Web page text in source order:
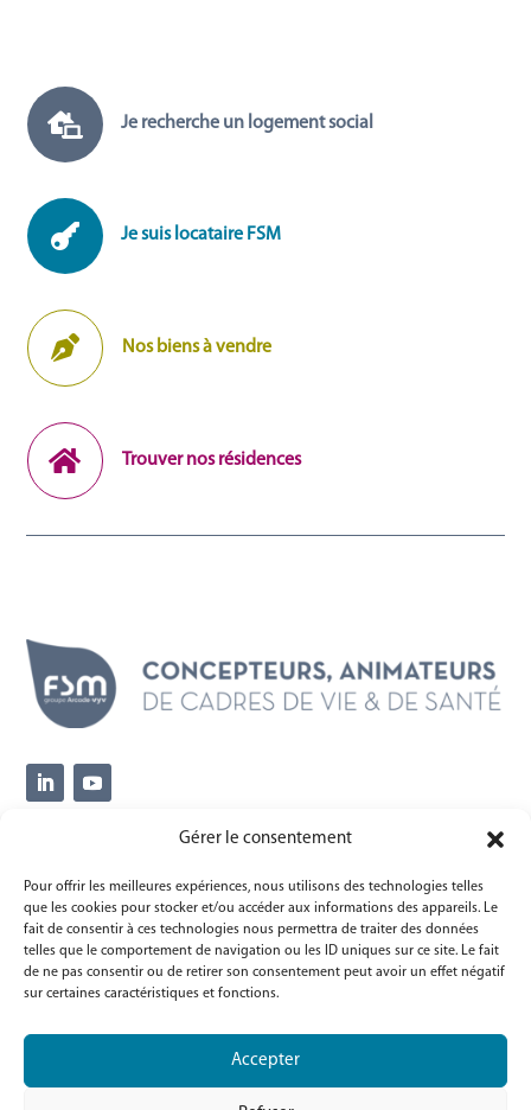
Gérer le consentement
Pour offrir les meilleures expériences, nous utilisons des technologies telles
que les cookies pour stocker et/ou accéder aux informations des appareils. Le
fait de consentir à ces technologies nous permettra de traiter des données
telles que le comportement de navigation ou les ID uniques sur ce site. Le fait
de ne pas consentir ou de retirer son consentement peut avoir un effet négatif
sur certaines caractéristiques et fonctions.
Accepter
 Je recherche un logement social
 Je suis locataire FSM
 Nos biens à vendre
 Trouver nos résidences
14, avenue Thiers
77000 Melun
Informations
Politique de confidentialité (RGPD)